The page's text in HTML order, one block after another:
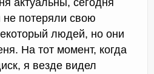
актуальны, сегодня
потеряли свою
людей, но они
На тот момент, когда
я везде видел